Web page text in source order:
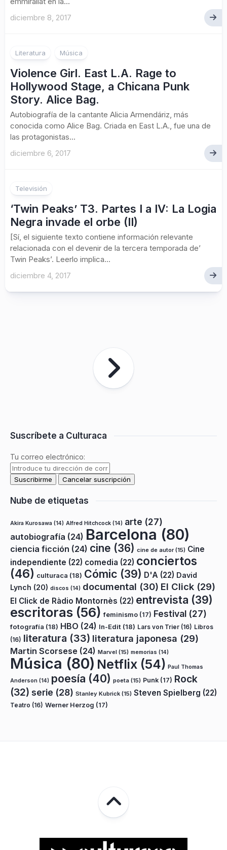
diciembre 8, 2017
Literatura Música
Violence Girl. East L.A. Rage to
Hollywood Stage, a Chicana Punk
Story. Alice Bag.
Autobiografía de la cantante Alicia Armendáriz, más
conocida como Alice Bag. Criada en East L.A., fue una de
las protagonistas...
diciembre 6, 2017
Televisión
‘Twin Peaks’ T3. Partes I a IV: La Logia
Negra invade el orbe (II)
[Sí, el siguiente texto contiene información relevante
relacionada con el devenir de la tercera temporada de’
Twin Peaks’. Leerlo implica...
diciembre 4, 2017
Suscríbete a Culturaca
Tu correo electrónico:
Nube de etiquetas
Akira Kurosawa (14) Alfred Hitchcock (14) arte (27)
autobiografía (24) Barcelona (80)
ciencia ficción (24) cine (36) cine de autor(15) Cine
independiente (22) comedia (22) conciertos
(46) culturaca (18) Cómic (39) D'A (22) David
Lynch (20) discos (14) documental (30) El Click (29)
El Click de Ràdio Montornès (22) entrevista (39)
escritoras (56) feminismo (17) Festival (27)
fotografía (18) HBO (24) In-Edit (18) Lars von Trier (16) Libros
(16) literatura (33) literatura japonesa (29)
Martin Scorsese (24) Marvel (15) memorias (14)
Música (80) Netflix (54) Paul Thomas
Anderson (14) poesía (40) poeta (15) Punk (17) Rock
(32) serie (28) Stanley Kubrick (15) Steven Spielberg (22)
Teatro (16) Werner Herzog (17)